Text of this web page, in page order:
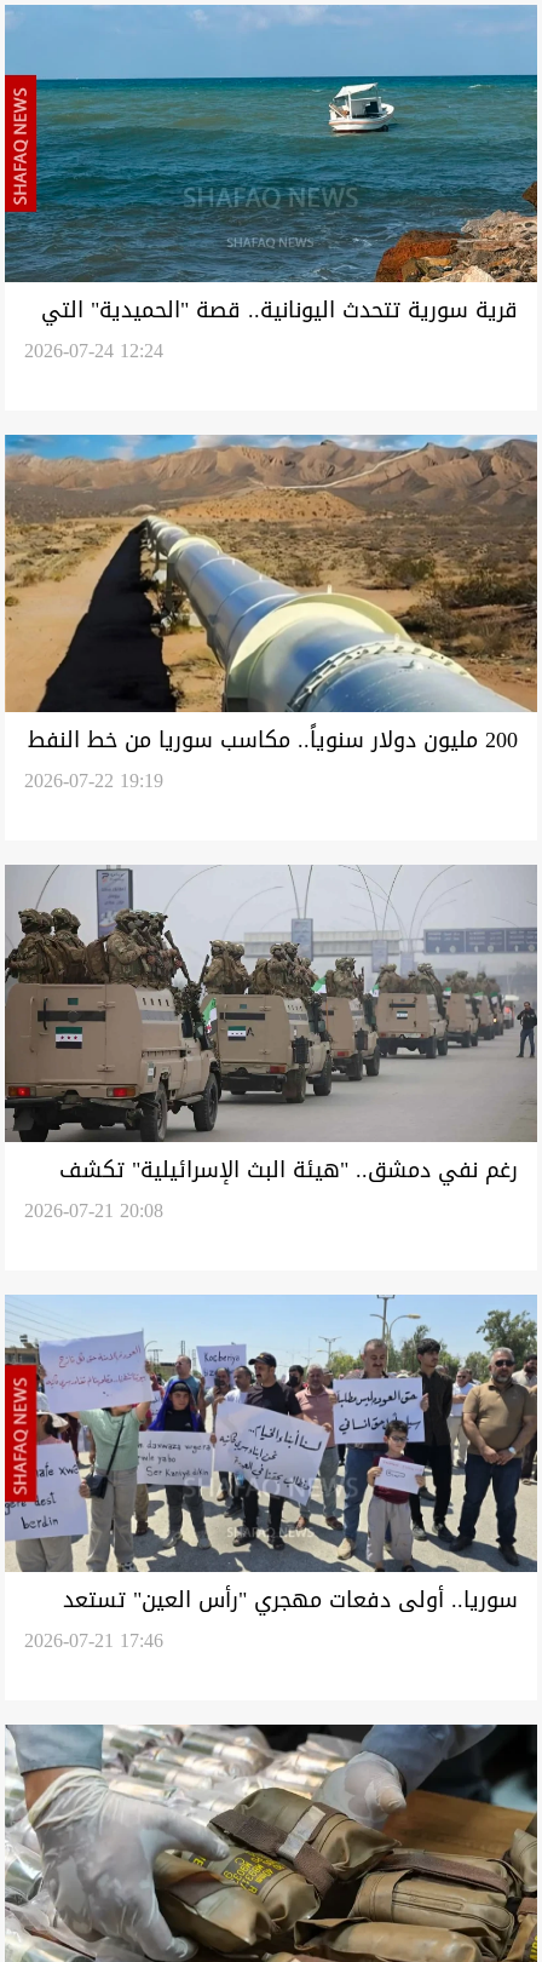
قرية سورية تتحدث اليونانية.. قصة "الحميدية" التي
حافظت على لغة كريت وعاداتها (صور)2026-07-24 12:24
200 مليون دولار سنوياً.. مكاسب سوريا من خط النفط
2026-07-22 19:19
رغم نفي دمشق.. "هيئة البث الإسرائيلية" تكشف
2026-07-21 20:08
سوريا.. أولى دفعات مهجري "رأس العين" تستعد
2026-07-21 17:46